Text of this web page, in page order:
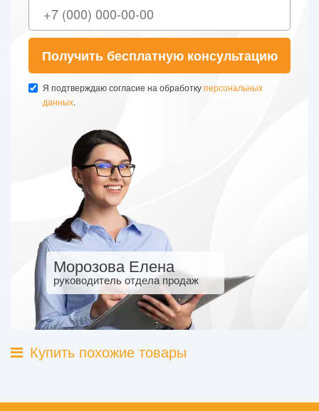
Получить бесплатную консультацию
Я подтверждаю согласие на обработкуперсональных
данных.
Морозова Елена
руководитель отдела продаж
Купить похожие товары